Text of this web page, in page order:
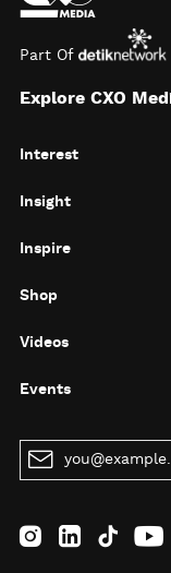
Part Of
Explore CXO
Interest
Insight
Inspire
Shop
Videos
Events